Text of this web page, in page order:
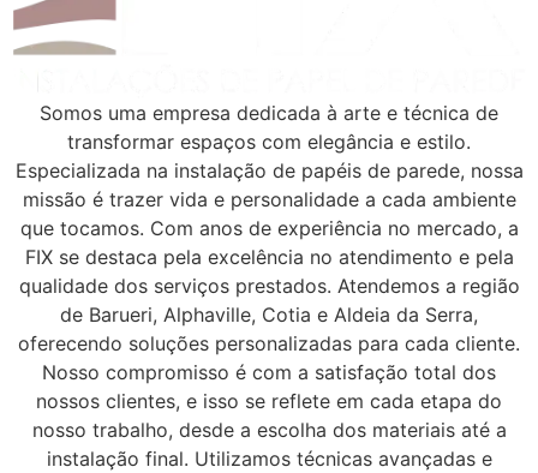
Somos uma empresa dedicada à arte e técnica de
transformar espaços com elegância e estilo.
Especializada na instalação de papéis de parede, nossa
missão é trazer vida e personalidade a cada ambiente
que tocamos. Com anos de experiência no mercado, a
FIX se destaca pela excelência no atendimento e pela
qualidade dos serviços prestados. Atendemos a região
de Barueri, Alphaville, Cotia e Aldeia da Serra,
oferecendo soluções personalizadas para cada cliente.
Nosso compromisso é com a satisfação total dos
nossos clientes, e isso se reflete em cada etapa do
nosso trabalho, desde a escolha dos materiais até a
instalação final. Utilizamos técnicas avançadas e